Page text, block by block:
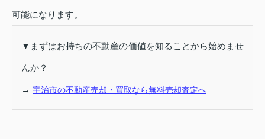
可能になります。
▼まずはお持ちの不動産の価値を知ることから始めませ
んか？
→ 宇治市の不動産売却・買取なら無料売却査定へ